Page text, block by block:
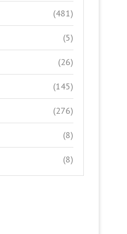
(481)
(5)
(26)
(145)
(276)
(8)
(8)